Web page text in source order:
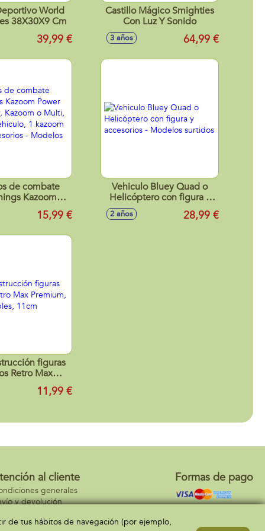
World
38X30X9 Cm
39,99 €
Castillo Mágico Smighties
Con Luz Y Sonido
3 años 64,99 €
de combate
Kazoom
Fury,
Multi, incluye 1
15,99 €
Vehiculo Bluey Quad o
Helicóptero con figura y
accesorios - Modelos
2 años 28,99 €
figuras
Retro Max
11,99 €
al cliente
generales
y devolución
Formas de pago
de tus hábitos de navegación (por ejemplo,